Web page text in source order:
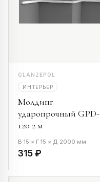
GLANZEPOL
ИНТЕРЬЕР
Молдинг
ударопрочный GPD-
120 2 м
В 15 × Г 15 × Д 2000 мм
315 ₽